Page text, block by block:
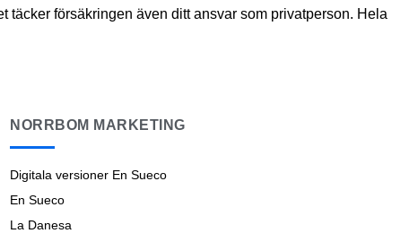
täcker försäkringen även ditt ansvar som privatperson. Hela
NORRBOM MARKETING
Digitala versioner En Sueco
En Sueco
La Danesa